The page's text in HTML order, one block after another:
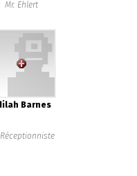
Mr. Ehlert
Barnes